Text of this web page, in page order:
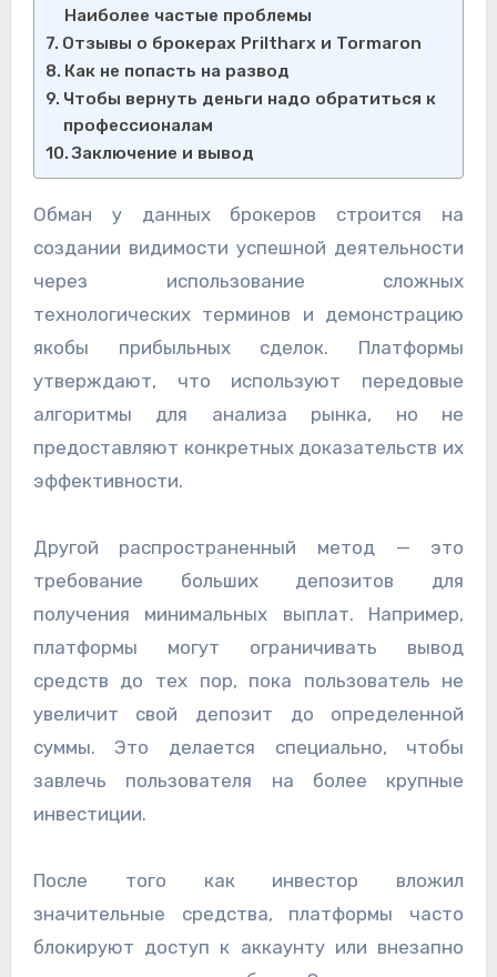
Наиболее частые проблемы
Отзывы о брокерах Priltharx и Tormaron
Как не попасть на развод
Чтобы вернуть деньги надо обратиться к
профессионалам
Заключение и вывод
Обман у данных брокеров строится на
создании видимости успешной деятельности
через использование сложных
технологических терминов и демонстрацию
якобы прибыльных сделок. Платформы
утверждают, что используют передовые
алгоритмы для анализа рынка, но не
предоставляют конкретных доказательств их
эффективности.
Другой распространенный метод — это
требование больших депозитов для
получения минимальных выплат. Например,
платформы могут ограничивать вывод
средств до тех пор, пока пользователь не
увеличит свой депозит до определенной
суммы. Это делается специально, чтобы
завлечь пользователя на более крупные
инвестиции.
После того как инвестор вложил
значительные средства, платформы часто
блокируют доступ к аккаунту или внезапно